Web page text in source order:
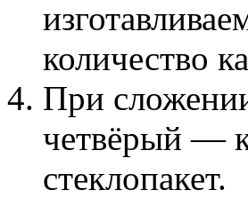
количество
При
четвёрый —
стеклопакет.